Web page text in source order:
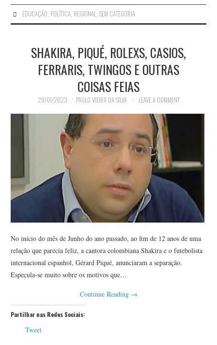
EDUCAÇÃO, POLÍTICA, REGIONAL, SEM CATEGORIA
SHAKIRA, PIQUÉ, ROLEXS, CASIOS,
FERRARIS, TWINGOS E OUTRAS
COISAS FEIAS
28/01/2023 PAULO VIEIRA DA SILVA LEAVE A COMMENT
No início do mês de Junho do ano passado, ao fim de 12 anos de uma
relação que parecia feliz, a cantora colombiana Shakira e o futebolista
internacional espanhol, Gérard Piqué, anunciaram a separação.
Especula-se muito sobre os motivos que…
Continue Reading →
Partilhar nas Redes Sociais:
Tweet